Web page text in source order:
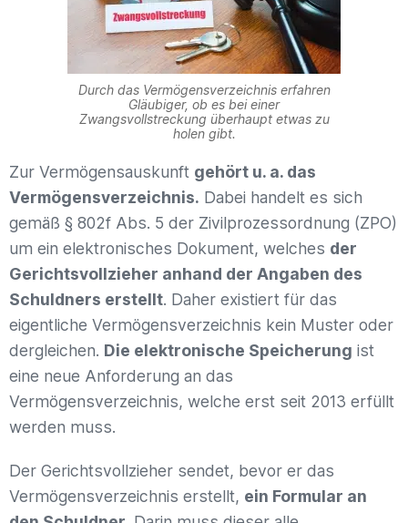
Durch das Vermögensverzeichnis erfahren
Gläubiger, ob es bei einer
Zwangsvollstreckung überhaupt etwas zu
holen gibt.
Zur Vermögensauskunft gehört u. a. das
Vermögensverzeichnis. Dabei handelt es sich
gemäß § 802f Abs. 5 der Zivilprozessordnung (ZPO)
um ein elektronisches Dokument, welches der
Gerichtsvollzieher anhand der Angaben des
Schuldners erstellt. Daher existiert für das
eigentliche Vermögensverzeichnis kein Muster oder
dergleichen. Die elektronische Speicherung ist
eine neue Anforderung an das
Vermögensverzeichnis, welche erst seit 2013 erfüllt
werden muss.
Der Gerichtsvollzieher sendet, bevor er das
Vermögensverzeichnis erstellt, ein Formular an